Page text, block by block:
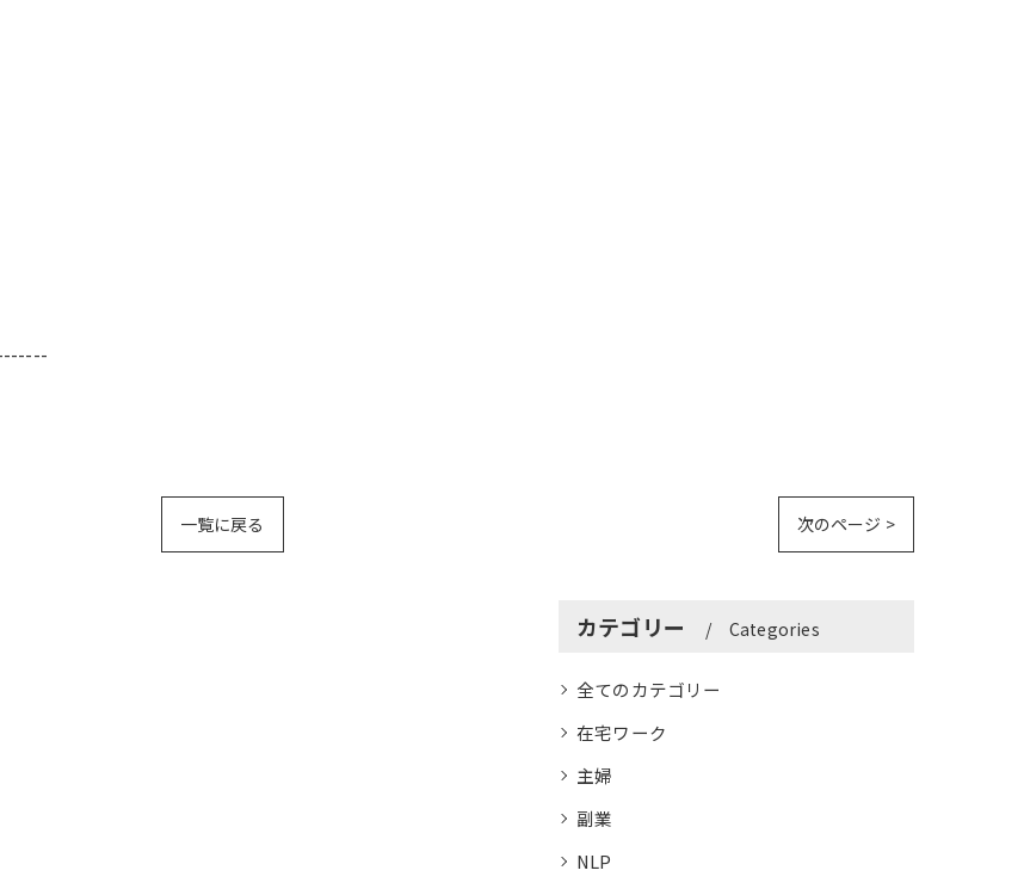
一覧に戻る 次のページ >
カテゴリー Categories
全てのカテゴリー
在宅ワーク
主婦
副業
NLP